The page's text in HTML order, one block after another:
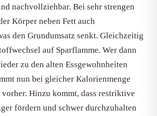
nachvollziehbar. Bei sehr strengen
Körper neben Fett auch
den Grundumsatz senkt. Gleichzeitig
auf Sparflamme. Wer dann
zu den alten Essgewohnheiten
nun bei gleicher Kalorienmenge
Hinzu kommt, dass restriktive
fördern und schwer durchzuhalten